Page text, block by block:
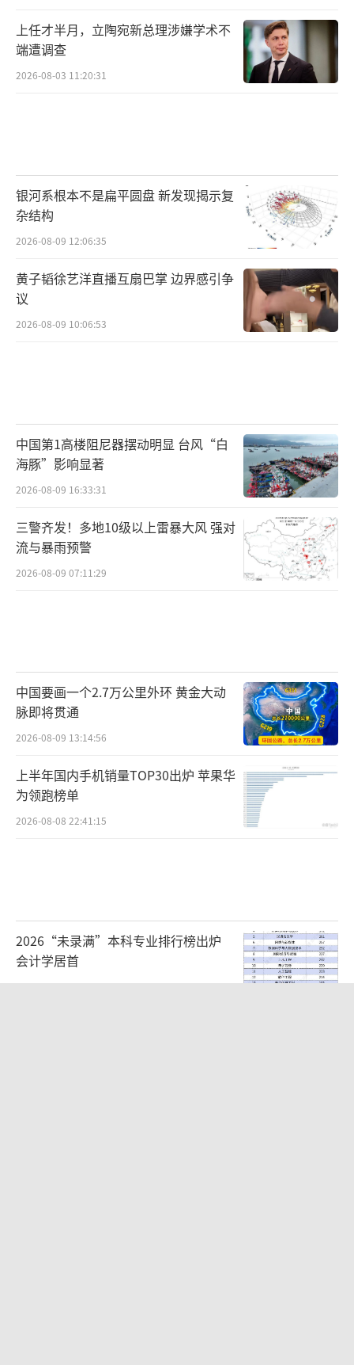
上任才半月，立陶宛新总理涉嫌学术不
端遭调查
2026-08-03 11:20:31
银河系根本不是扁平圆盘 新发现揭示复
杂结构
2026-08-09 12:06:35
黄子韬徐艺洋直播互扇巴掌 边界感引争
议
2026-08-09 10:06:53
中国第1高楼阻尼器摆动明显 台风“白
海豚”影响显著
2026-08-09 16:33:31
三警齐发！多地10级以上雷暴大风 强对
流与暴雨预警
2026-08-09 07:11:29
中国要画一个2.7万公里外环 黄金大动
脉即将贯通
2026-08-09 13:14:56
上半年国内手机销量TOP30出炉 苹果华
为领跑榜单
2026-08-08 22:41:15
2026“未录满”本科专业排行榜出炉
会计学居首
2026-08-09 09:11:38